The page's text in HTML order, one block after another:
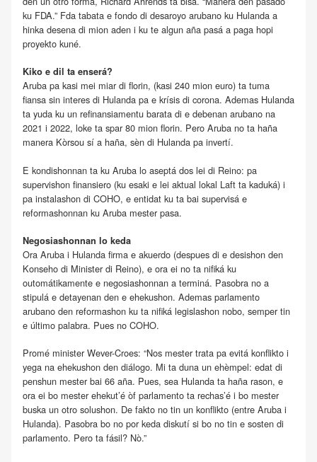
ku FDA.” Fda tabata e fondo di desaroyo arubano ku Hulanda a
hinka desena di mion aden i ku te algun aña pasá a paga hopi
proyekto kuné.
Kiko e dil ta enserá?
Aruba pa kasi mei miar di florin, (kasi 240 mion euro) ta tuma
fiansa sin interes di Hulanda pa e krísis di corona. Ademas Hulanda
ta yuda ku un refinansiamentu barata di e debenan arubano na
2021 i 2022, loke ta spar 80 mion florin. Pero Aruba no ta haña
manera Kòrsou sí a haña, sèn di Hulanda pa invertí.
E kondishonnan ta ku Aruba lo aseptá dos lei di Reino: pa
supervishon finansiero (ku esaki e lei aktual lokal Laft ta kaduká) i
pa instalashon di COHO, e entidat ku ta bai supervisá e
reformashonnan ku Aruba mester pasa.
Negosiashonnan lo keda
Ora Aruba i Hulanda firma e akuerdo (despues di e desishon den
Konseho di Minister di Reino), e ora ei no ta nifiká ku
outomátikamente e negosiashonnan a terminá. Pasobra no a
stipulá e detayenan den e ehekushon. Ademas parlamento
arubano den reformashon ku ta nifiká legislashon nobo, semper tin
e último palabra. Pues no COHO.
Promé minister Wever-Croes: “Nos mester trata pa evitá konflikto i
yega na ehekushon den diálogo. Mi ta duna un ehèmpel: edat di
penshun mester bai 66 aña. Pues, sea Hulanda ta haña rason, e
ora ei bo mester ehekut’é òf parlamento ta rechas’é i bo mester
buska un otro solushon. De fakto no tin un konflikto (entre Aruba i
Hulanda). Pasobra bo no por keda diskutí si bo no tin e sosten di
parlamento. Pero ta fásil? Nò.”